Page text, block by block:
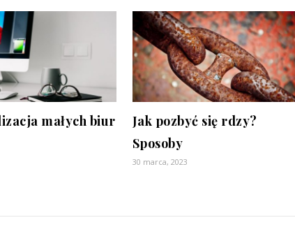
małych biur
Jak pozbyć się rdzy?
Sposoby
30 marca, 2023